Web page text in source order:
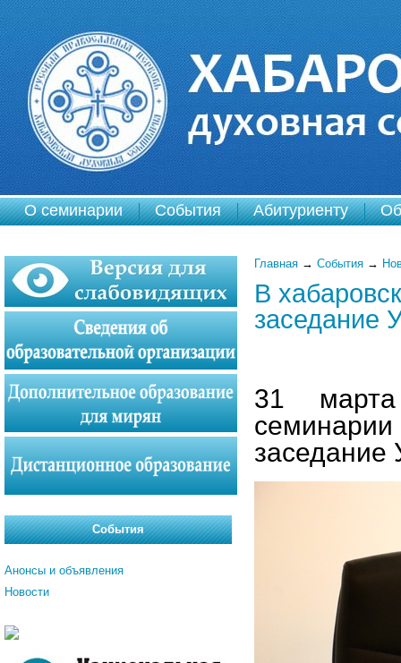
О семинарии События Абитуриенту
Главная → События →
В
заседание
31 марта
заседание
События
Анонсы и объявления
Новости